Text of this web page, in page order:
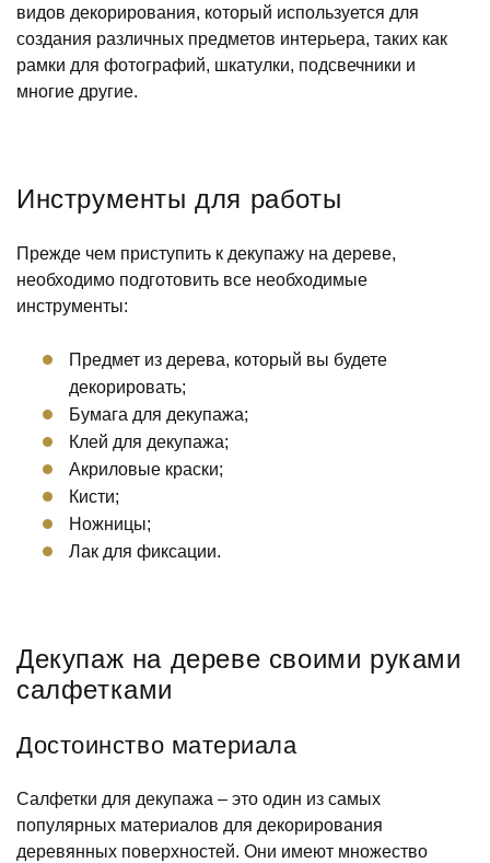
видов декорирования, который используется для
создания различных предметов интерьера, таких как
рамки для фотографий, шкатулки, подсвечники и
многие другие.
Инструменты для работы
Прежде чем приступить к декупажу на дереве,
необходимо подготовить все необходимые
инструменты:
Предмет из дерева, который вы будете
декорировать;
Бумага для декупажа;
Клей для декупажа;
Акриловые краски;
Кисти;
Ножницы;
Лак для фиксации.
Декупаж на дереве своими руками
салфетками
Достоинство материала
Салфетки для декупажа – это один из самых
популярных материалов для декорирования
деревянных поверхностей. Они имеют множество